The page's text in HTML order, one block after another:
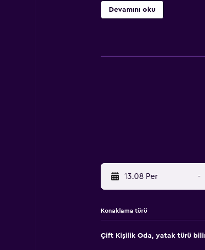
Kent'e yürüyerek 10 dakika
kullanabileceğiniz internet
Devamını oku
13.08 Per -
Konaklama türü
Çift ​Kişilik Oda, yatak türü